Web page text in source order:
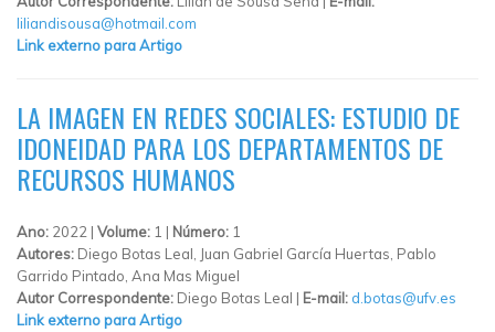
liliandisousa@hotmail.com
Link externo para Artigo
LA IMAGEN EN REDES SOCIALES: ESTUDIO DE
IDONEIDAD PARA LOS DEPARTAMENTOS DE
RECURSOS HUMANOS
Ano: 2022 | Volume: 1 | Número: 1
Autores: Diego Botas Leal, Juan Gabriel García Huertas, Pablo
Garrido Pintado, Ana Mas Miguel
Autor Correspondente: Diego Botas Leal | E-mail: d.botas@ufv.es
Link externo para Artigo